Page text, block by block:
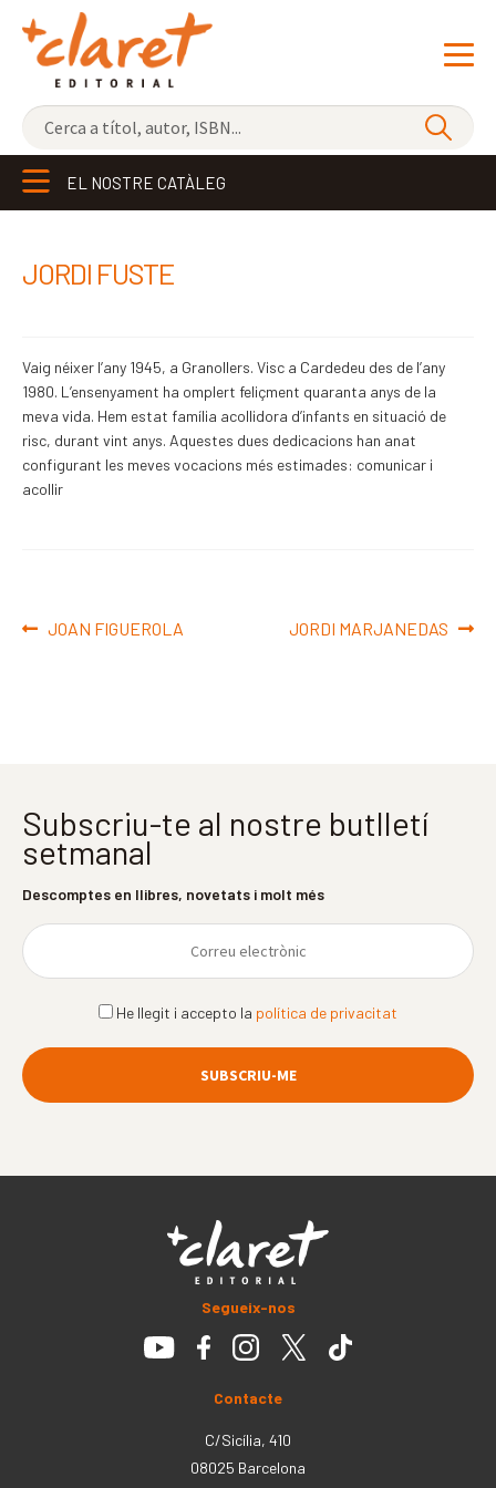
NOVETATS
ELS MÉS VENUTS
CONTACTE
EL NOSTRE CATÀLEG
JORDI FUSTE
Vaig néixer l’any 1945, a Granollers. Visc a Cardedeu des de l’any
1980. L’ensenyament ha omplert feliçment quaranta anys de la
meva vida. Hem estat família acollidora d’infants en situació de
risc, durant vint anys. Aquestes dues dedicacions han anat
configurant les meves vocacions més estimades: comunicar i
acollir
Navegació
Entrada
JOAN FIGUEROLA
Pròxima
JORDI MARJANEDAS
Subscriu-te al nostre butlletí
setmanal
Descomptes en llibres, novetats i molt més
He llegit i accepto la política de privacitat
Segueix-nos
Contacte
C/Sicília, 410
08025 Barcelona